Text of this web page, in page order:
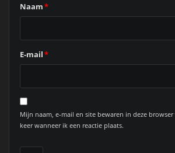
Naam*
E-mail*
Mijn naam, e-mail en site bewaren in deze
keer wanneer ik een reactie plaats.